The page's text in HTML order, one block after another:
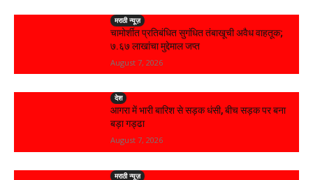
मराठी न्यूज़
चामोर्शीत प्रतिबंधित सुगंधित तंबाखूची अवैध वाहतूक;
₹७.६७ लाखांचा मुद्देमाल जप्त
August 7, 2026
देश
आगरा में भारी बारिश से सड़क धंसी, बीच सड़क पर बना
बड़ा गड्ढा
August 7, 2026
मराठी न्यूज़